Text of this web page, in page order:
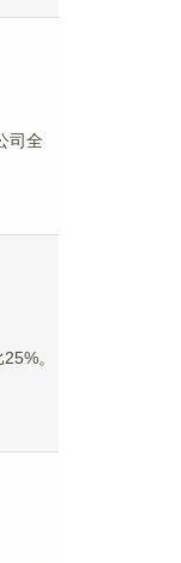
司全
。